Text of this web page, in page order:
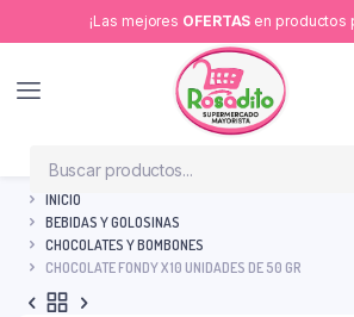
¡Las mejores OFERTAS en productos
INICIO
BEBIDAS Y GOLOSINAS
CHOCOLATES Y BOMBONES
CHOCOLATE FONDY X 10 UNIDADES DE 50 GR